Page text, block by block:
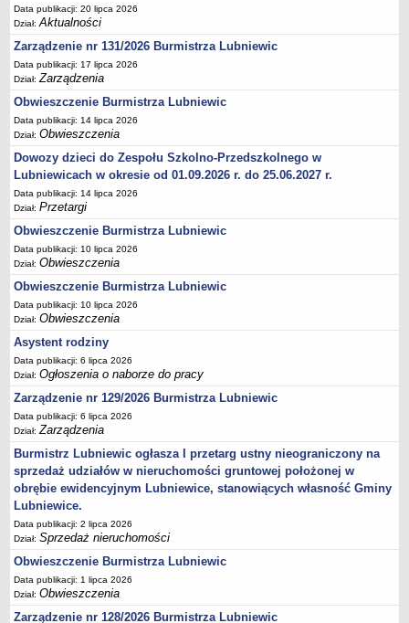
Dyżury Przewodniczącego Rady Miejskiej
Transmisja z obrad sesji
Zadania i uprawnienia
Skład Rady Miejskiej
Plan pracy Rady Miejskiej
Terminy posiedzeń Rady
Głosowania
Składy Komisji
Terminy posiedzeń Komisji
Plan pracy Komisji Rewizyjnej
Plan pracy pozostałych Komisji
Oświadczenia majątkowe
Interpelacje radnych wraz z odpowiedziami
Zapytania radnych wraz z odpowiedziami
Apele
JEDNOSTKI ORGANIZACYJNE
Biblioteka - Centrum Kultury
Zespół Szkolno-Przedszkolny
Miejsko-Gminny Ośrodek Pomocy Społecznej
Zakład Gospodarki Komunalnej
Środowiskowy Dom Samopomocy
MAJĄTEK I FINANSE
Budżet Gminy
Majątek Gminy
Sprawozdania z wykonania budżetu - kwartalne
Data publikacji: 20 lipca 2026
Dział:Aktualności
Zarządzenie nr 131/2026 Burmistrza Lubniewic
Data publikacji: 17 lipca 2026
Dział:Zarządzenia
Obwieszczenie Burmistrza Lubniewic
Data publikacji: 14 lipca 2026
Dział:Obwieszczenia
Dowozy dzieci do Zespołu Szkolno-Przedszkolnego w
Lubniewicach w okresie od 01.09.2026 r. do 25.06.2027 r.
Data publikacji: 14 lipca 2026
Dział:Przetargi
Obwieszczenie Burmistrza Lubniewic
Data publikacji: 10 lipca 2026
Dział:Obwieszczenia
Obwieszczenie Burmistrza Lubniewic
Data publikacji: 10 lipca 2026
Dział:Obwieszczenia
Asystent rodziny
Data publikacji: 6 lipca 2026
Dział:Ogłoszenia o naborze do pracy
Zarządzenie nr 129/2026 Burmistrza Lubniewic
Data publikacji: 6 lipca 2026
Dział:Zarządzenia
Burmistrz Lubniewic ogłasza I przetarg ustny nieograniczony na
sprzedaż udziałów w nieruchomości gruntowej położonej w
obrębie ewidencyjnym Lubniewice, stanowiących własność Gminy
Lubniewice.
Data publikacji: 2 lipca 2026
Dział:Sprzedaż nieruchomości
Obwieszczenie Burmistrza Lubniewic
Data publikacji: 1 lipca 2026
Dział:Obwieszczenia
Zarządzenie nr 128/2026 Burmistrza Lubniewic